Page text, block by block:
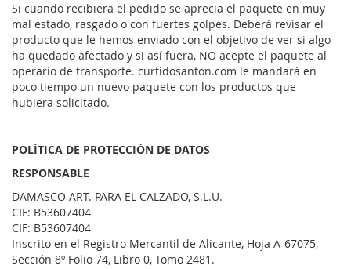
Si cuando recibiera el pedido se aprecia el paquete en muy
mal estado, rasgado o con fuertes golpes. Deberá revisar el
producto que le hemos enviado con el objetivo de ver si algo
ha quedado afectado y si así fuera, NO acepte el paquete al
operario de transporte. curtidosanton.com le mandará en
poco tiempo un nuevo paquete con los productos que
hubiera solicitado.
POLÍTICA DE PROTECCIÓN DE DATOS
RESPONSABLE
DAMASCO ART. PARA EL CALZADO, S.L.U.
CIF: B53607404
CIF: B53607404
Inscrito en el Registro Mercantil de Alicante, Hoja A-67075,
Sección 8º Folio 74, Libro 0, Tomo 2481.